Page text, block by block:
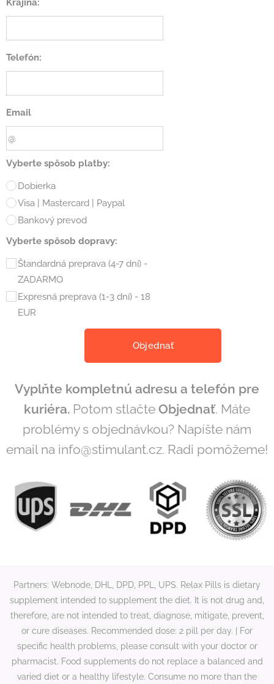
Krajina:
Telefón:
Email
Vyberte spôsob platby:
Dobierka
Visa | Mastercard | Paypal
Bankový prevod
Vyberte spôsob dopravy:
Štandardná preprava (4-7 dní) -
ZADARMO
Expresná preprava (1-3 dní) - 18
EUR
Objednať
Vyplňte kompletnú adresu a telefón pre
kuriéra. Potom stlačte Objednať. Máte
problémy s objednávkou? Napíšte nám
email na info@stimulant.cz. Radi pomôžeme!
Partners: Webnode, DHL, DPD, PPL, UPS. Relax Pills is dietary
supplement intended to supplement the diet. It is not drug and,
therefore, are not intended to treat, diagnose, mitigate, prevent,
or cure diseases. Recommended dose: 2 pill per day. | For
specific health problems, please consult with your doctor or
pharmacist. Food supplements do not replace a balanced and
varied diet or a healthy lifestyle. Consume no more than the